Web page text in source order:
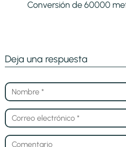
Conversión de 60000
Deja una respuesta